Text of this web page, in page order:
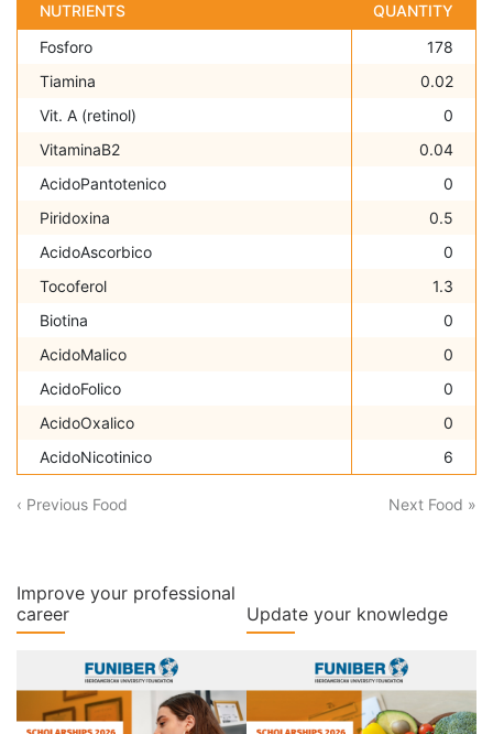
NUTRIENTS
QUANTITY
Fosforo
178
Tiamina
0.02
Vit. A (retinol)
0
VitaminaB2
0.04
AcidoPantotenico
0
Piridoxina
0.5
AcidoAscorbico
0
Tocoferol
1.3
Biotina
0
AcidoMalico
0
AcidoFolico
0
AcidoOxalico
0
AcidoNicotinico
6
‹ Previous Food Next Food »
Improve your professional
career
Update your knowledge